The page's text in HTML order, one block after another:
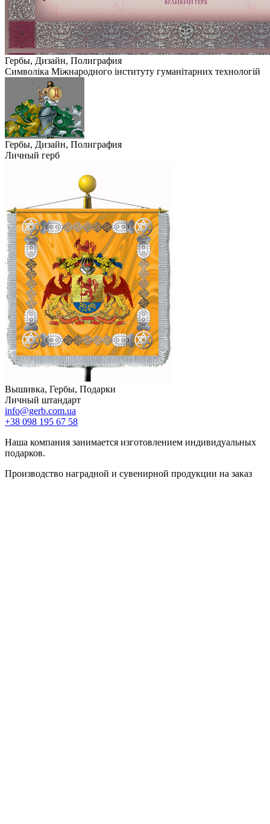
Гербы, Дизайн, Полиграфия
Символіка Міжнародного інституту гуманітарних технологій
Гербы, Дизайн, Полиграфия
Личный герб
Вышивка, Гербы, Подарки
Личный штандарт
info@gerb.com.ua
+38 098 195 67 58
Наша компания занимается изготовлением индивидуальных
подарков.
Производство наградной и сувенирной продукции на заказ